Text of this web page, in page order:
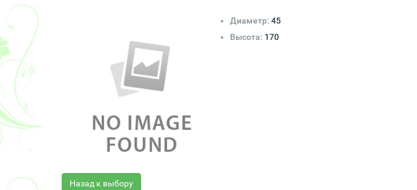
Диаметр: 45
Высота: 170
Назад к выбору